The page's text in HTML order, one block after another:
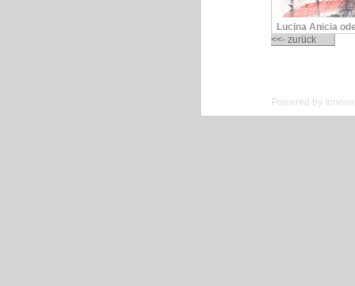
Lucina Anicia
Hl. Sebastian
<<- zurück
Powered by